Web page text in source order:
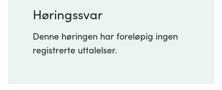
Høringssvar
Denne høringen har foreløpig ingen
registrerte uttalelser.